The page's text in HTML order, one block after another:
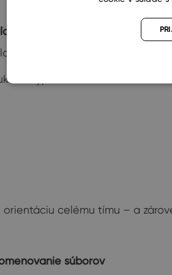
práce, nie podľa ľudí
na menách
typu:
orientáciu celému tímu – a
súborov